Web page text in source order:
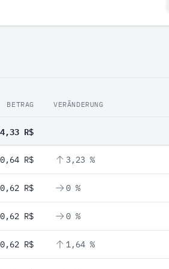
BETRAG VERÄNDERUNG
4,33 R$
0,64 R$ 3,23 %
0,62 R$ 0 %
0,62 R$ 0 %
0,62 R$ 1,64 %